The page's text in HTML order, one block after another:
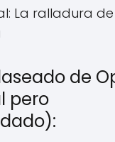
La ralladura
de
pero